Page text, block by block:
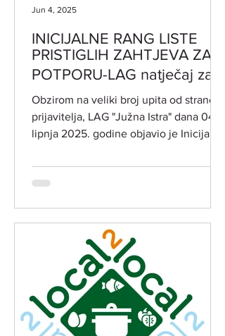
INICIJALNE RANG LISTE
PRISTIGLIH ZAHTJEVA ZA
POTPORU-LAG natječaj za
INT 1.1. Potpora za razvoj i
očuvanje održive
poljoprivredne proizvodnje i
Obzirom na veliki broj upita od strane
prijavitelja, LAG "Južna Istra" dana 04.
lipnja 2025. godine objavio je Inicijalne
Jun 4, 2025